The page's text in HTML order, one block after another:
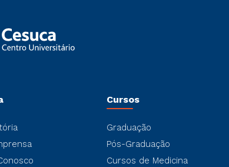
Cursos
Graduação
Pós-Graduação
Cursos de Medicina